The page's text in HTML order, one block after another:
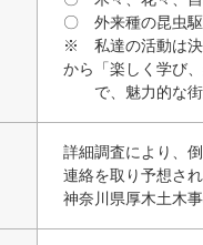
〇 外来種の昆虫駆
※ 私達の活動は決
から「楽しく学び
で、魅力的な街
詳細調査により、
連絡を取り予想さ
神奈川県厚木土木